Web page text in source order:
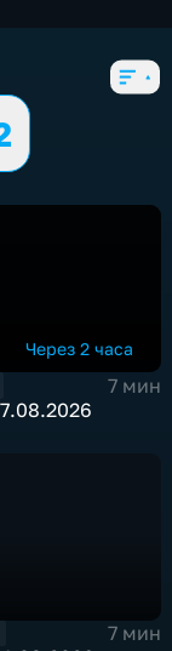
Через 2 часа
7 мин
7 мин